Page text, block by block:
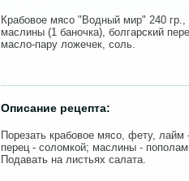
Крабовое мясо "Водный мир" 240
маслины (1 баночка), болгарский
масло-пару ложечек, соль.
Описание рецепта:
Порезать крабовое мясо, фету,
перец - соломкой; маслины -
Подавать на листьях салата.